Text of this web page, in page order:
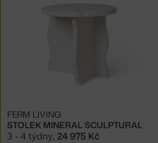
STOLEK MINERAL SCULPTURAL
FERM LIVING
3 - 4 týdny 24 975 Kč